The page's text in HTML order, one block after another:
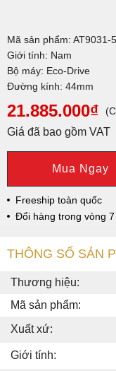
Mã sản phẩm: AT9031-
Giới tính: Nam
Bộ máy: Eco-Drive
Đường kính: 44mm
21.885.000₫
Giá đã bao gồm VAT
Mua Ngay
Freeship toàn quốc
Đổi hàng trong vòng
THÔNG SỐ SẢN
Thương hiệu:
Mã sản phẩm:
Xuất xứ:
Giới tính: